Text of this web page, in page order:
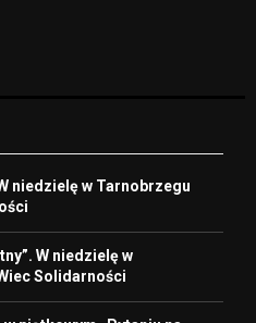
niedzielę w Tarnobrzegu
W niedzielę w
Solidarności